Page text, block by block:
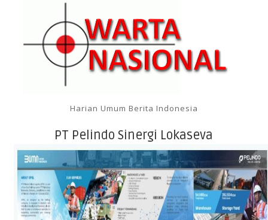
Harian Umum Berita Indonesia
PT Pelindo Sinergi Lokaseva